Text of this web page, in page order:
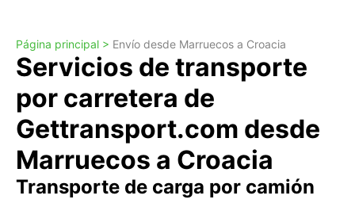
Página principal > Envío desde Marruecos a Croacia
Servicios de transporte
por carretera de
Gettransport.com desde
Marruecos a Croacia
Transporte de carga por camión